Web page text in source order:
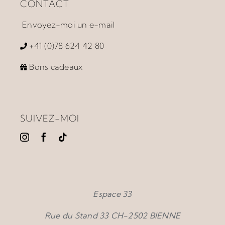
À propos
Accompagnement
Vidéos
CONTACT
Envoyez-moi un e-mail
+41 (0)78 624 42 80
Bons cadeaux
SUIVEZ-MOI
Espace 33
Rue du Stand 33 CH-2502 BIENNE